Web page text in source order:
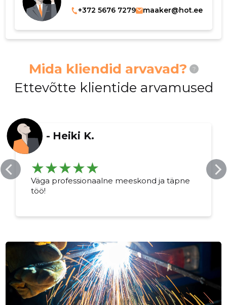
+372 5676 7279 maaker@hot.ee
Mida kliendid arvavad? ?
Ettevõtte klientide arvamused
- Heiki K.
Väga professionaalne meeskond ja täpne
töö!